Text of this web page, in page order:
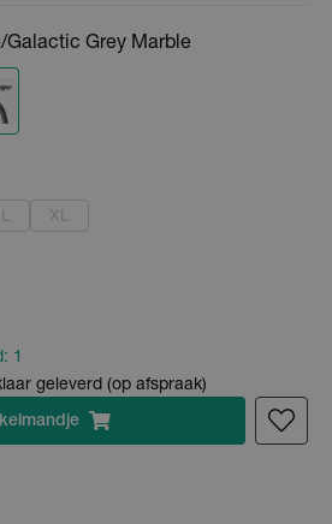
Galactic Grey Marble
L XL
1
geleverd (op afspraak)